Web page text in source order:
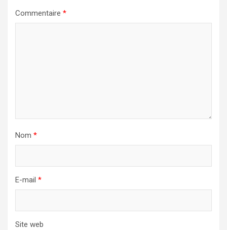
Commentaire *
Nom *
E-mail *
Site web